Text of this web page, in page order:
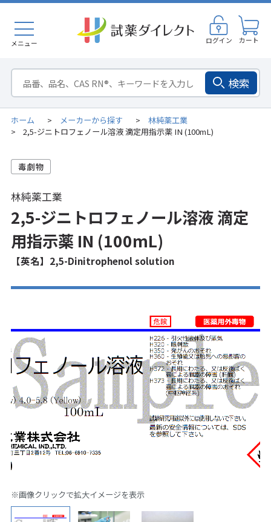
メニュー ログイン カート
検索
ホーム > メーカーから探す > 林純薬工業
> 2,5-ジニトロフェノール溶液 滴定用指示薬 IN (100mL)
林純薬工業
2,5-ジニトロフェノール溶液 滴定
用指示薬 IN (100mL)
【英名】2,5-Dinitrophenol solution
※画像クリックで拡大イメージを表示